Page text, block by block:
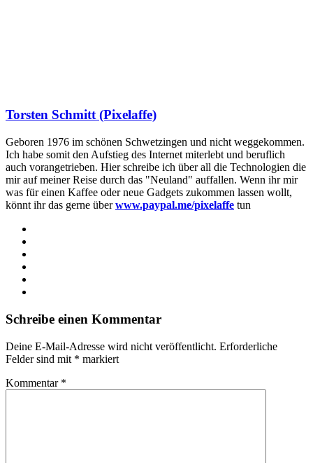
Torsten Schmitt (Pixelaffe)
Geboren 1976 im schönen Schwetzingen und nicht weggekommen.
Ich habe somit den Aufstieg des Internet miterlebt und beruflich
auch vorangetrieben. Hier schreibe ich über all die Technologien die
mir auf meiner Reise durch das "Neuland" auffallen. Wenn ihr mir
was für einen Kaffee oder neue Gadgets zukommen lassen wollt,
könnt ihr das gerne überwww.paypal.me/pixelaffe tun
Schreibe einen Kommentar
Deine E-Mail-Adresse wird nicht veröffentlicht. Erforderliche
Felder sind mit * markiert
Kommentar *